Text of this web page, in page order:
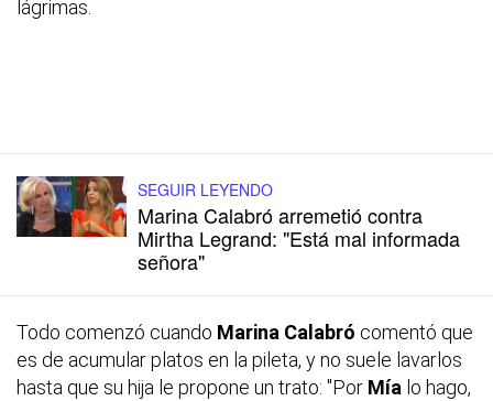
lágrimas.
SEGUIR LEYENDO
Marina Calabró arremetió contra
Mirtha Legrand: "Está mal informada
señora"
Todo comenzó cuando Marina Calabró comentó que
es de acumular platos en la pileta, y no suele lavarlos
hasta que su hija le propone un trato: "Por Mía lo hago,